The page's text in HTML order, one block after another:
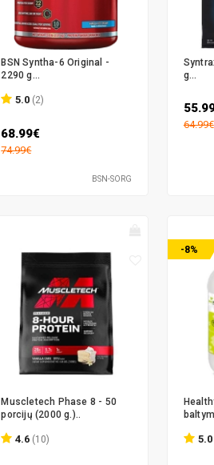
BSN Syntha-6 Original -
2290 g...
5.0 (2)
68.99€
74.99€
BSN-SORG
g...
64.99€
Muscletech Phase 8 - 50
porcijų (2000 g.)..
4.6 (10)
-8%
5.0